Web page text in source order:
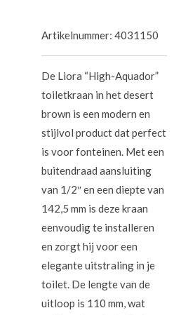
Artikelnummer: 4031150
De Liora “High-Aquador”
toiletkraan in het desert
brown is een modern en
stijlvol product dat perfect
is voor fonteinen. Met een
buitendraad aansluiting
van 1/2″ en een diepte van
142,5 mm is deze kraan
eenvoudig te installeren
en zorgt hij voor een
elegante uitstraling in je
toilet. De lengte van de
uitloop is 110 mm, wat